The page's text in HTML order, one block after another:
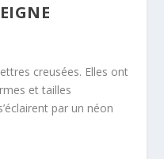
creusées. Elles ont
et tailles
par un néon